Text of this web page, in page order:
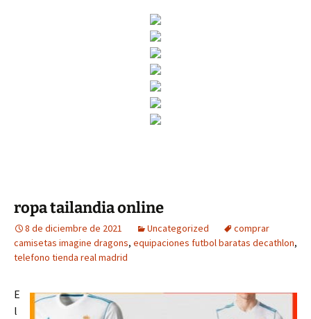
ropa tailandia online
8 de diciembre de 2021 Uncategorized
comprar
camisetas imagine dragons, equipaciones futbol baratas decathlon,
telefono tienda real madrid
E
l